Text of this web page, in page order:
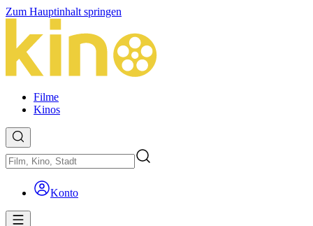
Zum Hauptinhalt springen
Filme
Kinos
Konto